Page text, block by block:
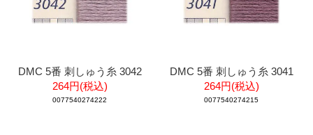
DMC 5番 刺しゅう糸 3042
264円(税込)
0077540274222
DMC 5番 刺しゅう糸 3041
264円(税込)
0077540274215